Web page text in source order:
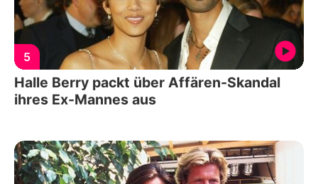
5
Halle Berry packt über Affären-Skandal
ihres Ex-Mannes aus